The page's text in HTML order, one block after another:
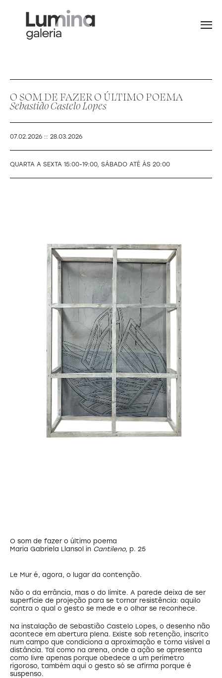
O SOM DE FAZER O ÚLTIMO POEMA
Sebastião Castelo Lopes
07.02.2026 :: 28.03.2026
QUARTA A SEXTA 15:00-19:00, SÁBADO ATÉ ÀS 20:00
O som de fazer o último poema
Maria Gabriela Llansol in Cantileno, p. 25
Le Mur é, agora, o lugar da contenção.
Não o da errância, mas o do limite. A parede deixa de ser
superfície de projeção para se tornar resistência: aquilo
contra o qual o gesto se mede e o olhar se reconhece.
Na instalação de Sebastião Castelo Lopes, o desenho não
acontece em abertura plena. Existe sob retenção, inscrito
num campo que condiciona a aproximação e torna visível a
distância. Tal como na arena, onde a ação se apresenta
como livre apenas porque obedece a um perímetro
rigoroso, também aqui o gesto só se afirma porque é
suspenso.